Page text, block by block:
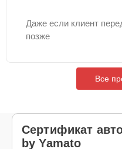
Даже если клиент
позже
Все
Сертификат
by Yamato